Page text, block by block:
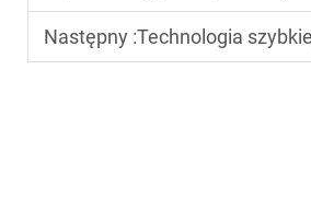
Następny :Technologia szybkiego drukowania w maszynach